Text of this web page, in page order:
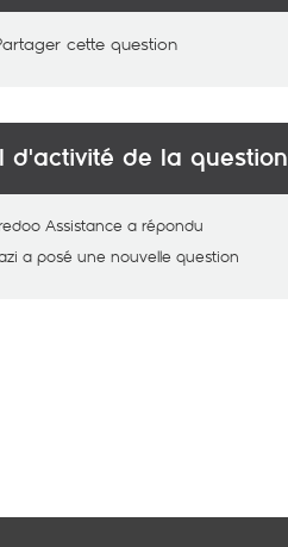
cette question
d'activité de la question
Assistance a répondu
a posé une nouvelle question